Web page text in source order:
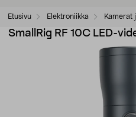
Etusivu Elektroniikka Kamerat
SmallRig RF 10C LED-